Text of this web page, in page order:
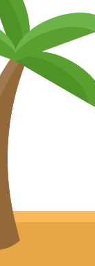
Oceľové disky
aj na
tovar bez
Prihlásenie
e-shope nie